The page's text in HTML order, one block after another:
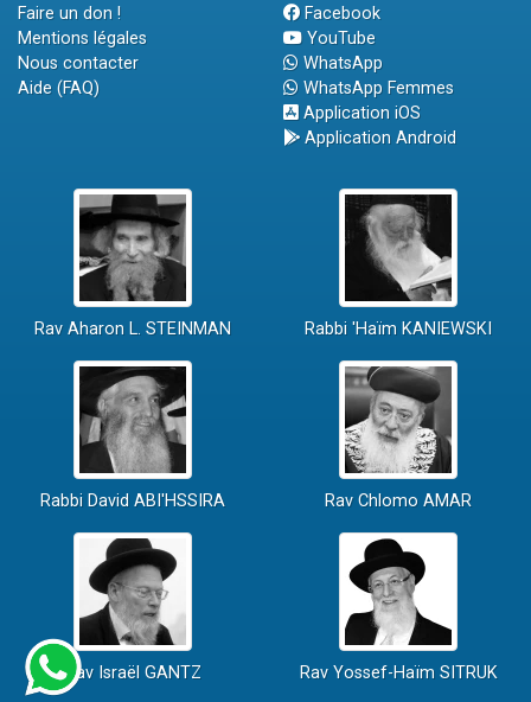
Faire un don !
Mentions légales
Nous contacter
Aide (FAQ)
Facebook
YouTube
WhatsApp
WhatsApp Femmes
Application iOS
Application Android
Rav Aharon L. STEINMAN Rabbi 'Haïm KANIEWSKI
Rabbi David ABI'HSSIRA Rav Chlomo AMAR
Rav Israël GANTZ Rav Yossef-Haïm SITRUK